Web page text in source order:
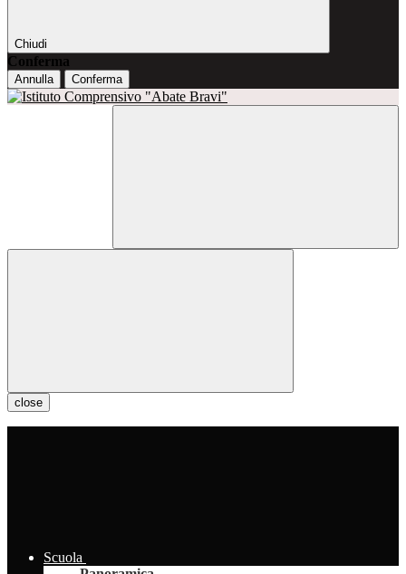
Chiudi
Conferma
Annulla Conferma
close
Scuola